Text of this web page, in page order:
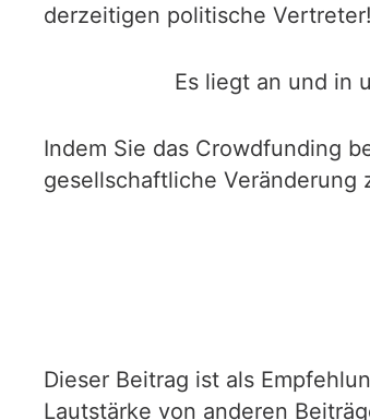
derzeitigen politische Vertreter!
Es liegt an und in
Indem Sie das Crowdfunding
gesellschaftliche Veränderung
Dieser Beitrag ist als
Lautstärke von anderen